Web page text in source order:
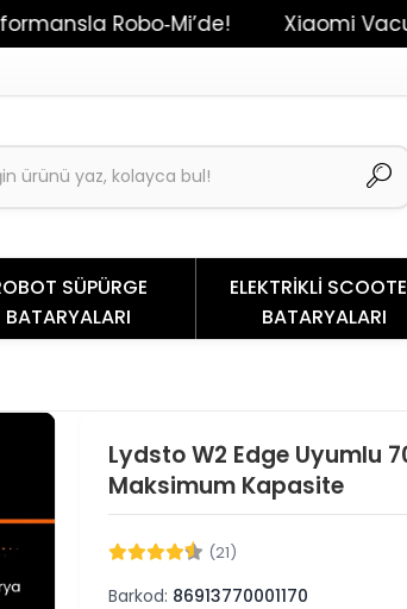
Robo‑Mi’de! Xiaomi Vacuum
SÜPÜRGE
BATARYALARI
ELEKTRİKLİ
BATARYALARI
Lydsto W2 Edge Uyumlu
Maksimum Kapasite
(21)
Barkod: 86913770001170